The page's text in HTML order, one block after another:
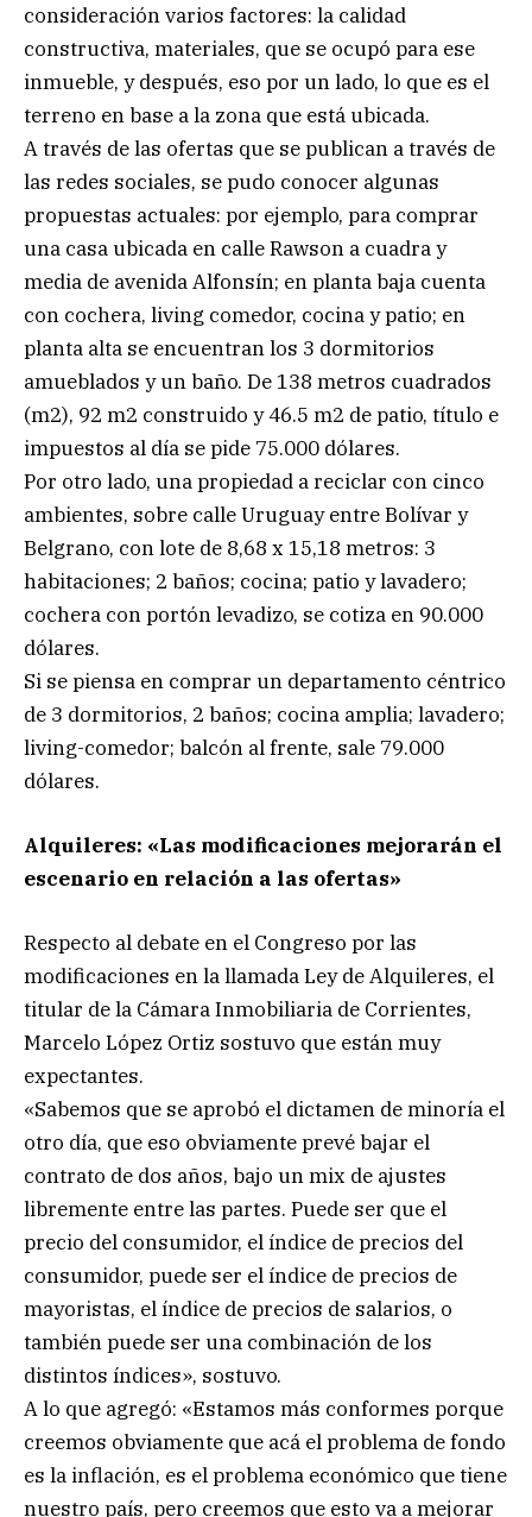
consideración varios factores: la calidad
constructiva, materiales, que se ocupó para ese
inmueble, y después, eso por un lado, lo que es el
terreno en base a la zona que está ubicada.
A través de las ofertas que se publican a través de
las redes sociales, se pudo conocer algunas
propuestas actuales: por ejemplo, para comprar
una casa ubicada en calle Rawson a cuadra y
media de avenida Alfonsín; en planta baja cuenta
con cochera, living comedor, cocina y patio; en
planta alta se encuentran los 3 dormitorios
amueblados y un baño. De 138 metros cuadrados
(m2), 92 m2 construido y 46.5 m2 de patio, título e
impuestos al día se pide 75.000 dólares.
Por otro lado, una propiedad a reciclar con cinco
ambientes, sobre calle Uruguay entre Bolívar y
Belgrano, con lote de 8,68 x 15,18 metros: 3
habitaciones; 2 baños; cocina; patio y lavadero;
cochera con portón levadizo, se cotiza en 90.000
dólares.
Si se piensa en comprar un departamento céntrico
de 3 dormitorios, 2 baños; cocina amplia; lavadero;
living-comedor; balcón al frente, sale 79.000
dólares.
Alquileres: «Las modificaciones mejorarán el
escenario en relación a las ofertas»
Respecto al debate en el Congreso por las
modificaciones en la llamada Ley de Alquileres, el
titular de la Cámara Inmobiliaria de Corrientes,
Marcelo López Ortiz sostuvo que están muy
expectantes.
«Sabemos que se aprobó el dictamen de minoría el
otro día, que eso obviamente prevé bajar el
contrato de dos años, bajo un mix de ajustes
libremente entre las partes. Puede ser que el
precio del consumidor, el índice de precios del
consumidor, puede ser el índice de precios de
mayoristas, el índice de precios de salarios, o
también puede ser una combinación de los
distintos índices», sostuvo.
A lo que agregó: «Estamos más conformes porque
creemos obviamente que acá el problema de fondo
es la inflación, es el problema económico que tiene
nuestro país, pero creemos que esto va a mejorar